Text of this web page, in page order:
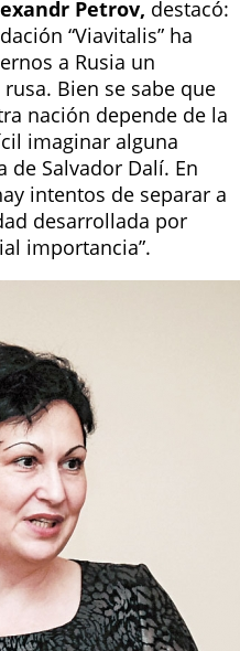
Petrov, destacó:
“Viavitalis” ha
a Rusia un
Bien se sabe que
nación depende de la
imaginar alguna
Salvador Dalí. En
intentos de separar a
desarrollada por
importancia”.